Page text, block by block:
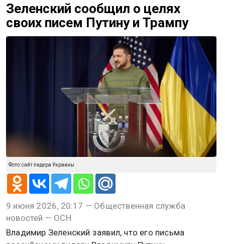
Зеленский сообщил о целях
своих писем Путину и Трампу
Фото: сайт лидера Украины
9 июня 2026, 20:17 — Общественная служба
новостей — ОСН
Владимир Зеленский заявил, что его письма